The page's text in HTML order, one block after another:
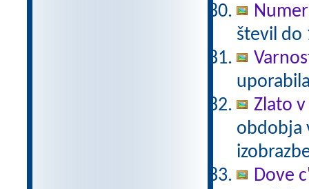
števil do
Zlato
obdobja
Dove